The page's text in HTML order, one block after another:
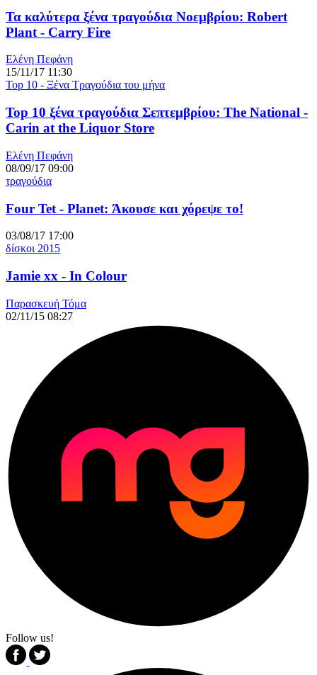
Τα καλύτερα ξένα τραγούδια Νοεμβρίου: Robert
Plant - Carry Fire
Ελένη Πεφάνη
15/11/17 11:30
Top 10 - Ξένα Τραγούδια του μήνα
Top 10 ξένα τραγούδια Σεπτεμβρίου: The National -
Carin at the Liquor Store
Ελένη Πεφάνη
08/09/17 09:00
τραγούδια
Four Tet - Planet: Άκουσε και χόρεψε το!
03/08/17 17:00
δίσκοι 2015
Jamie xx - In Colour
Παρασκευή Τόμα
02/11/15 08:27
Follow us!